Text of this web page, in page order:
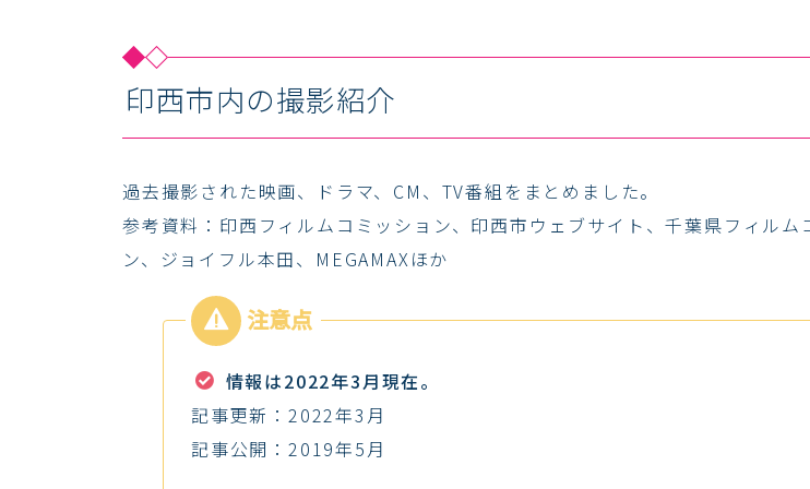
印西市内の撮影紹介
過去撮影された映画、ドラマ、CM、TV番組をまとめました。
参考資料：印西フィルムコミッション、印西市ウェブサイト、千葉県フィルム
ン、ジョイフル本田、MEGAMAXほか
情報は2022年3月現在。
記事更新：2022年3月
記事公開：2019年5月